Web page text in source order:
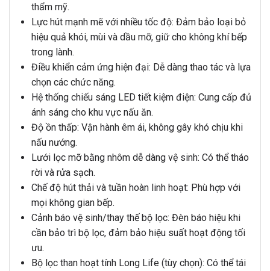
thẩm mỹ.
Lực hút mạnh mẽ với nhiều tốc độ: Đảm bảo loại bỏ
hiệu quả khói, mùi và dầu mỡ, giữ cho không khí bếp
trong lành.
Điều khiển cảm ứng hiện đại: Dễ dàng thao tác và lựa
chọn các chức năng.
Hệ thống chiếu sáng LED tiết kiệm điện: Cung cấp đủ
ánh sáng cho khu vực nấu ăn.
Độ ồn thấp: Vận hành êm ái, không gây khó chịu khi
nấu nướng.
Lưới lọc mỡ bằng nhôm dễ dàng vệ sinh: Có thể tháo
rời và rửa sạch.
Chế độ hút thải và tuần hoàn linh hoạt: Phù hợp với
mọi không gian bếp.
Cảnh báo vệ sinh/thay thế bộ lọc: Đèn báo hiệu khi
cần bảo trì bộ lọc, đảm bảo hiệu suất hoạt động tối
ưu.
Bộ lọc than hoạt tính Long Life (tùy chọn): Có thể tái